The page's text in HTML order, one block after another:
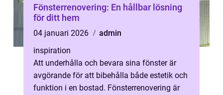
Fönsterrenovering: En hållbar lösning
för ditt hem
04 januari 2026
admin
inspiration
Att underhålla och bevara sina fönster är
avgörande för att bibehålla både estetik och
funktion i en bostad. Fönsterrenovering är